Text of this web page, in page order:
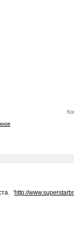
'http://